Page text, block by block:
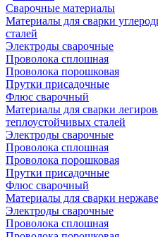
Сварочные материалы
Материалы для сварки
сталей
Электроды сварочные
Проволока сплошная
Проволока порошковая
Прутки присадочные
Флюс сварочный
Материалы для сварки
теплоустойчивых сталей
Электроды сварочные
Проволока сплошная
Проволока порошковая
Прутки присадочные
Флюс сварочный
Материалы для сварки
Электроды сварочные
Проволока сплошная